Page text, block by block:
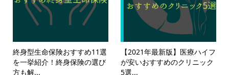
終身型生命保険おすすめ11選
を一挙紹介！終身保険の選び
方も解...
【2021年最新版】医療ハイフ
が安いおすすめのクリニック
5選...